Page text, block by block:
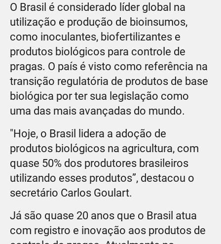
O Brasil é considerado líder global na
utilização e produção de bioinsumos,
como inoculantes, biofertilizantes e
produtos biológicos para controle de
pragas. O país é visto como referência na
transição regulatória de produtos de base
biológica por ter sua legislação como
uma das mais avançadas do mundo.
"Hoje, o Brasil lidera a adoção de
produtos biológicos na agricultura, com
quase 50% dos produtores brasileiros
utilizando esses produtos”, destacou o
secretário Carlos Goulart.
Já são quase 20 anos que o Brasil atua
com registro e inovação aos produtos de